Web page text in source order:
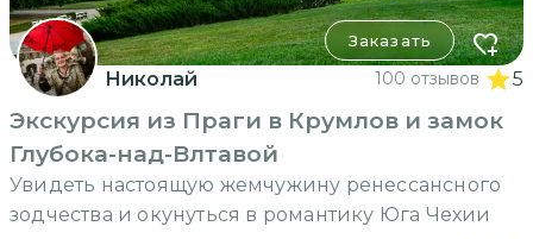
Заказать
Николай 100 отзывов 5
Экскурсия из Праги в Крумлов и замок
Глубока-над-Влтавой
Увидеть настоящую жемчужину ренессансного
зодчества и окунуться в романтику Юга Чехии